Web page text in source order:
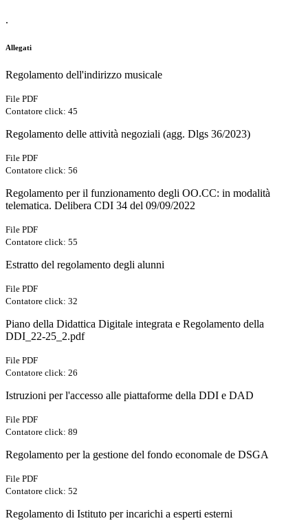
.
Allegati
Regolamento dell'indirizzo musicale
File PDF
Contatore click: 45
Regolamento delle attività negoziali (agg. Dlgs 36/2023)
File PDF
Contatore click: 56
Regolamento per il funzionamento degli OO.CC: in modalità
telematica. Delibera CDI 34 del 09/09/2022
File PDF
Contatore click: 55
Estratto del regolamento degli alunni
File PDF
Contatore click: 32
Piano della Didattica Digitale integrata e Regolamento della
DDI_22-25_2.pdf
File PDF
Contatore click: 26
Istruzioni per l'accesso alle piattaforme della DDI e DAD
File PDF
Contatore click: 89
Regolamento per la gestione del fondo economale de DSGA
File PDF
Contatore click: 52
Regolamento di Istituto per incarichi a esperti esterni